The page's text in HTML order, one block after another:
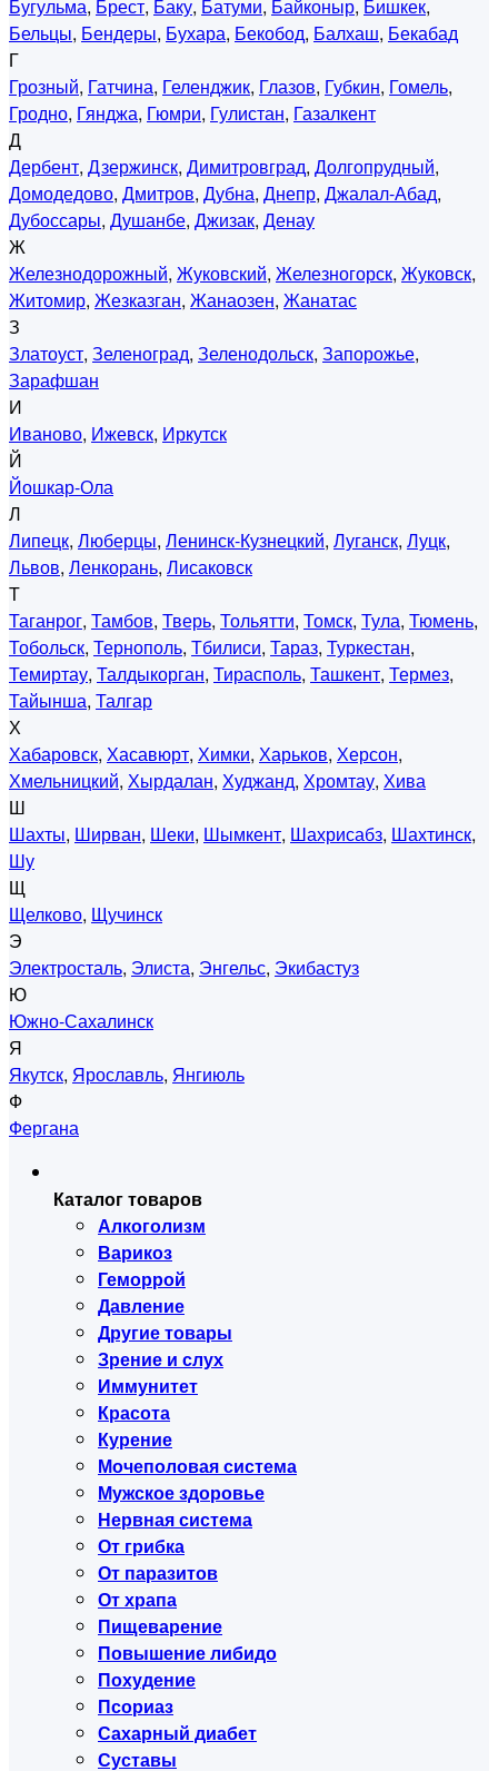
Бугульма, Брест, Баку, Батуми, Байконыр, Бишкек,
Бельцы, Бендеры, Бухара, Бекобод, Балхаш, Бекабад
Г
Грозный, Гатчина, Геленджик, Глазов, Губкин, Гомель,
Гродно, Гянджа, Гюмри, Гулистан, Газалкент
Д
Дербент, Дзержинск, Димитровград, Долгопрудный,
Домодедово, Дмитров, Дубна, Днепр, Джалал-Абад,
Дубоссары, Душанбе, Джизак, Денау
Ж
Железнодорожный, Жуковский, Железногорск, Жуковск,
Житомир, Жезказган, Жанаозен, Жанатас
З
Златоуст, Зеленоград, Зеленодольск, Запорожье,
Зарафшан
И
Иваново, Ижевск, Иркутск
Й
Йошкар-Ола
Л
Липецк, Люберцы, Ленинск-Кузнецкий, Луганск, Луцк,
Львов, Ленкорань, Лисаковск
Т
Таганрог, Тамбов, Тверь, Тольятти, Томск, Тула, Тюмень,
Тобольск, Тернополь, Тбилиси, Тараз, Туркестан,
Темиртау, Талдыкорган, Тирасполь, Ташкент, Термез,
Тайынша, Талгар
Х
Хабаровск, Хасавюрт, Химки, Харьков, Херсон,
Хмельницкий, Хырдалан, Худжанд, Хромтау, Хива
Ш
Шахты, Ширван, Шеки, Шымкент, Шахрисабз, Шахтинск,
Шу
Щ
Щелково, Щучинск
Э
Электросталь, Элиста, Энгельс, Экибастуз
Ю
Южно-Сахалинск
Я
Якутск, Ярославль, Янгиюль
Ф
Фергана
Каталог товаров
Алкоголизм
Варикоз
Геморрой
Давление
Другие товары
Зрение и слух
Иммунитет
Красота
Курение
Мочеполовая система
Мужское здоровье
Нервная система
От грибка
От паразитов
От храпа
Пищеварение
Повышение либидо
Похудение
Псориаз
Сахарный диабет
Суставы